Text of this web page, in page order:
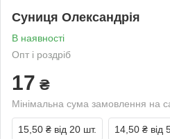
Суниця Олександрія
В наявності
Опт і роздріб
17 ₴
Мінімальна сума замовлення на
15,50 ₴ від 20 шт. 14,50 ₴ від